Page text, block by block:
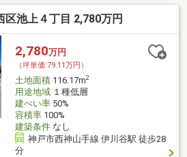
区池上４丁目 2,780万円
2,780万円
（坪単価:79.11万円）
土地面積116.17m2
用途地域１種低層
建ぺい率50%
容積率100%
建築条件なし
神戸市西神山手線 伊川谷駅 徒歩28
分